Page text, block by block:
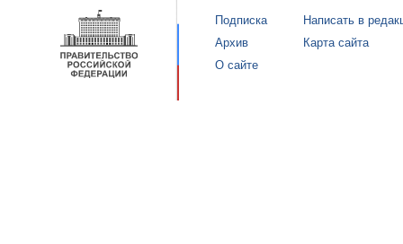
Подписка
Архив
О сайте
Написать в
Карта сайта